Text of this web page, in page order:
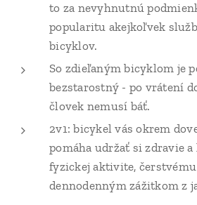
to za nevyhnutnú
popularitu akejkoľvek
bicyklov.
So zdieľaným bicyklom je
bezstarostný - po vrátení
človek nemusí báť.
2v1: bicykel vás okrem
pomáha udržať si zdravie
fyzickej aktivite,
dennodenným zážitkom z